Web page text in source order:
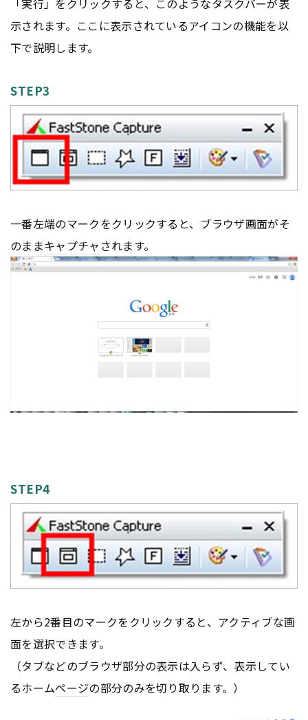
「実行」をクリックすると、このようなタスクバーが表
示されます。ここに表示されているアイコンの機能を以
下で説明します。
STEP3
一番左端のマークをクリックすると、ブラウザ画面がそ
のままキャプチャ されます。
STEP4
左から2番目のマークをクリックすると、アクティブな画
面を選択できます。
（タブなどのブラウザ部分の表示は入らず、表示してい
るホームページの部分のみを切り取ります。）